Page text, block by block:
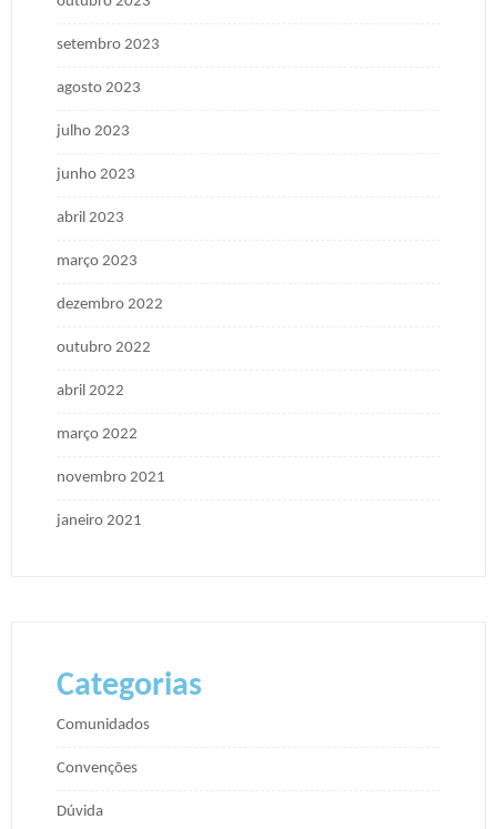
setembro 2023
agosto 2023
julho 2023
junho 2023
abril 2023
março 2023
dezembro 2022
outubro 2022
abril 2022
março 2022
novembro 2021
janeiro 2021
Categorias
Comunidados
Convenções
Dúvida